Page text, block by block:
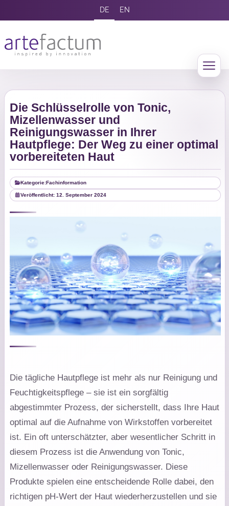
DE EN
Die Schlüsselrolle von Tonic,
Mizellenwasser und
Reinigungswasser in Ihrer
Hautpflege: Der Weg zu einer optimal
vorbereiteten Haut
Kategorie:Fachinformation
Veröffentlicht: 12. September 2024
Die tägliche Hautpflege ist mehr als nur Reinigung und
Feuchtigkeitspflege – sie ist ein sorgfältig
abgestimmter Prozess, der sicherstellt, dass Ihre Haut
optimal auf die Aufnahme von Wirkstoffen vorbereitet
ist. Ein oft unterschätzter, aber wesentlicher Schritt in
diesem Prozess ist die Anwendung von Tonic,
Mizellenwasser oder Reinigungswasser. Diese
Produkte spielen eine entscheidende Rolle dabei, den
richtigen pH-Wert der Haut wiederherzustellen und sie